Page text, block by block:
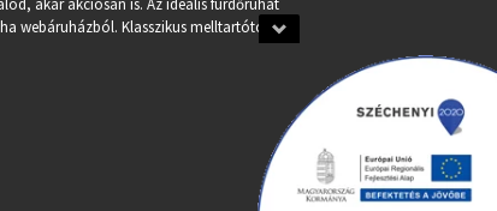
akár akciósan is. Az ideális fürdőruhát
webáruházból. Klasszikus melltartótól a